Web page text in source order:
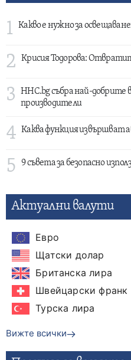
1 Какво е нужно за
2 Крисия Тодорова:
3
HHC.bg събра най-добрите
производители
4 Каква функция извършват
5 9 съвета за безопасно
Актуални валути
Евро
Щатски долар
Британска лира
Швейцарски франк
Турска лира
Вижте всички